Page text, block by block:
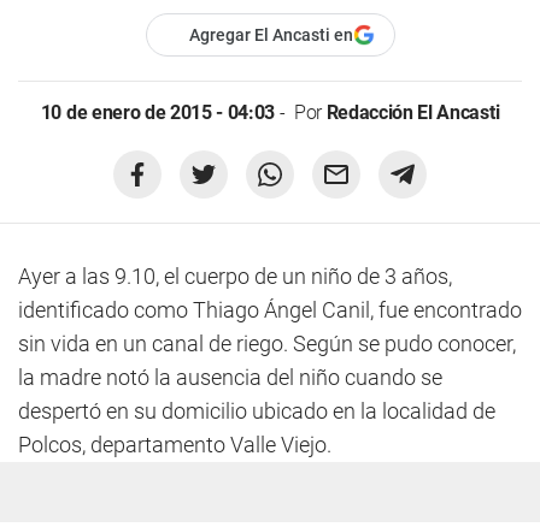
Agregar El Ancasti en
10 de enero de 2015 - 04:03 Por Redacción El Ancasti
Ayer a las 9.10, el cuerpo de un niño de 3 años,
identificado como Thiago Ángel Canil, fue encontrado
sin vida en un canal de riego. Según se pudo conocer,
la madre notó la ausencia del niño cuando se
despertó en su domicilio ubicado en la localidad de
Polcos, departamento Valle Viejo.